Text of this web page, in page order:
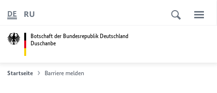
Botschaft der Bundesrepublik Deutschland
Duschanbe
DE RU
Startseite Barriere melden